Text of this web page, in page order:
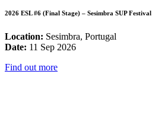
2026 ESL #6 (Final Stage) – Sesimbra SUP Festival
Location: Sesimbra, Portugal
Date: 11 Sep 2026
Find out more